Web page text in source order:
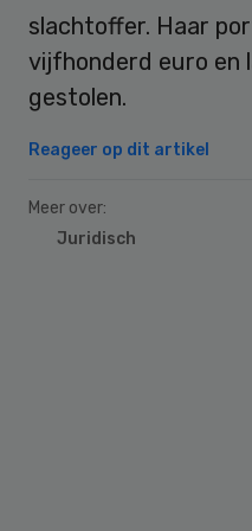
slachtoffer. Haar
vijfhonderd euro en
gestolen.
Reageer op dit artikel
Meer over:
Juridisch